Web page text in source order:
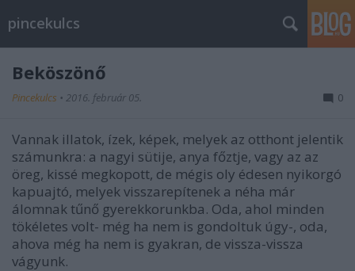
pincekulcs
Beköszönő
Pincekulcs • 2016. február 05. 0
Vannak illatok, ízek, képek, melyek az otthont jelentik
számunkra: a nagyi sütije, anya főztje, vagy az az
öreg, kissé megkopott, de mégis oly édesen nyikorgó
kapuajtó, melyek visszarepítenek a néha már
álomnak tűnő gyerekkorunkba. Oda, ahol minden
tökéletes volt- még ha nem is gondoltuk úgy-, oda,
ahova még ha nem is gyakran, de vissza-vissza
vágyunk.